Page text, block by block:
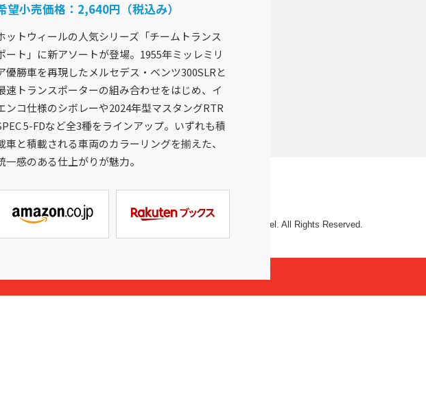
望小売価格： 2,640円（税込み）
ットウィールの人気シリーズ「チームトランス
ート」に新アソートが登場。1955年ミッレミリ
優勝車を再現したメルセデス・ベンツ300SLRと
速トランスポーターの組み合わせをはじめ、イ
ンコ仕様のシボレーや2024年型マスタングRTR
5-FDなど全3種をラインアップ。いずれも積
車と積載される車両のカラーリングを揃えた、
一感のある仕上がりが魅力。
活動
スマップ
Mattel, Inc.
© 2026 Mattel. All Rights Reserved.